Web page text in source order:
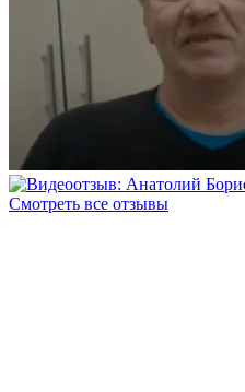
Смотреть все отзывы